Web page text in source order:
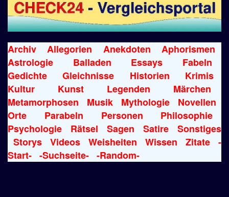
Archiv Allegorien Anekdoten
Aphorismen
Astrologie
Balladen Essays
Fabeln
Gedichte
Gleichnisse Historien
Krimis
Kultur
Kunst Legenden
Märchen
Metamorphosen
Musik Mythologie
Novellen
Orte
Parabeln Personen
Philosophie
Psychologie
Rätsel Sagen Satire
Sonstiges
Storys
Videos Weisheiten Wissen Zitate
-
Start- -Suchseite- -Random-